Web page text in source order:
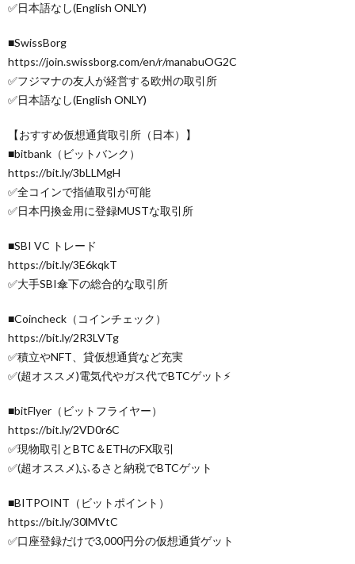
✅日本語なし(English ONLY)
■SwissBorg
https://join.swissborg.com/en/r/manabuOG2C
✅フジマナの友人が経営する欧州の取引所
✅日本語なし(English ONLY)
【おすすめ仮想通貨取引所（日本）】
■bitbank（ビットバンク）
https://bit.ly/3bLLMgH
✅全コインで指値取引が可能
✅日本円換金用に登録MUSTな取引所
■SBI VC トレード
https://bit.ly/3E6kqkT
✅大手SBI傘下の総合的な取引所
■Coincheck（コインチェック）
https://bit.ly/2R3LVTg
✅積立やNFT、貸仮想通貨など充実
✅(超オススメ)電気代やガス代でBTCゲット⚡
■bitFlyer（ビットフライヤー）
https://bit.ly/2VD0r6C
✅現物取引とBTC＆ETHのFX取引
✅(超オススメ)ふるさと納税でBTCゲット
■BITPOINT（ビットポイント）
https://bit.ly/30lMVtC
✅口座登録だけで3,000円分の仮想通貨ゲット